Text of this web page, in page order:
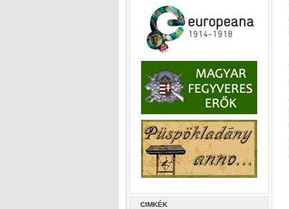
CIMKÉK